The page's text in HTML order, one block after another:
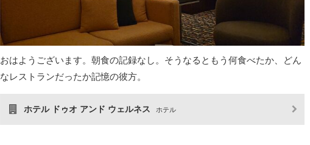
おはようございます。朝食の記録なし。そうなるともう何食べたか、どん
なレストランだったか記憶の彼方。
ホテル ドゥオ アンド ウェルネス ホテル